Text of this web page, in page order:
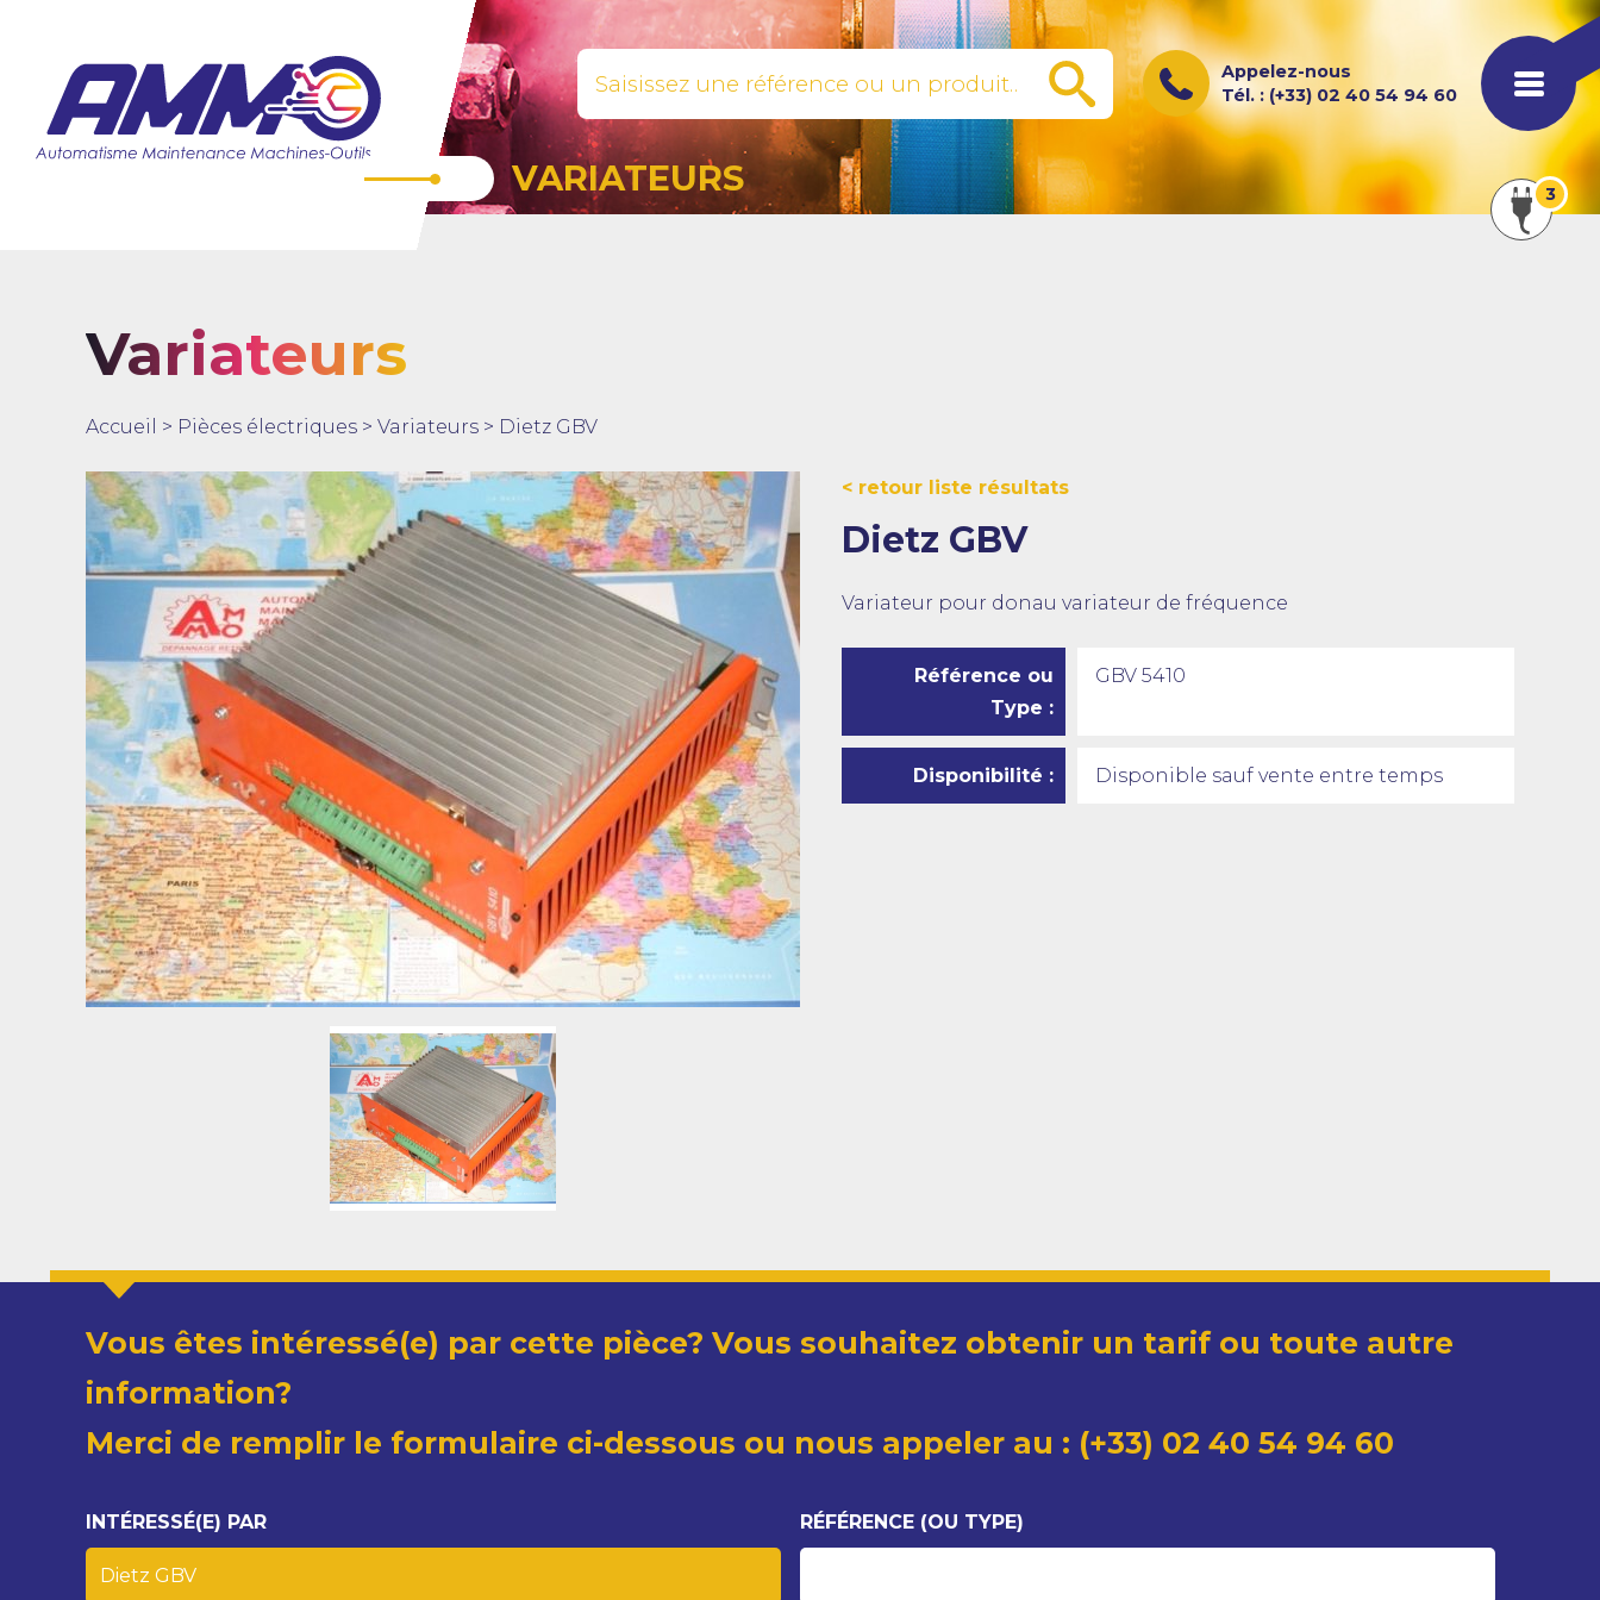
OK
Appelez-nous
Tél. : (+33) 02 40 54 94 60
VARIATEURS
Afficher
les
3
Variateurs
Accueil > Pièces électriques > Variateurs > Dietz GBV
retour liste résultats
Dietz GBV
Variateur pour donau variateur de fréquence
Référence ou
Type :
GBV 5410
Disponibilité : Disponible sauf vente entre temps
Vous êtes intéressé(e) par cette pièce? Vous souhaitez obtenir un tarif ou toute autre
information?
Merci de remplir le formulaire ci-dessous ou nous appeler au : (+33) 02 40 54 94 60
INTÉRESSÉ(E) PAR RÉFÉRENCE (OU TYPE)